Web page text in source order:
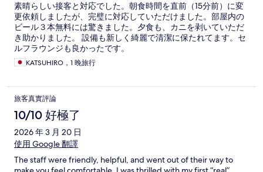
素晴らしい接客と対応でした。朝食時間を直前（15分前）に変
更依頼しましたが、完璧に対応していただけました。部屋内の
ビール３本無料には驚きました。夕食も、カニを剥いていただ
き助かりました。 設備も新しく綺麗で清潔に保たれてます。セ
ルフラウンジも良かったです。
KATSUHIRO，1 晚旅行
旅客真實評論
10/10 好極了
2026 年 3 月 20 日
使用 Google 翻譯
The staff were friendly, helpful, and went out of their way to